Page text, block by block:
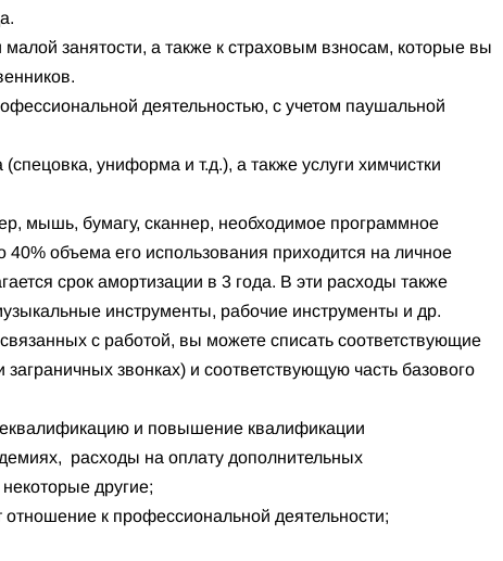
занятости, а также к страховым взносам, которые вы
деятельностью, c учетом паушальной
униформа и т.д.), а также услуги химчистки
мышь, бумагу, сканнер, необходимое программное
объема его использования приходится на личное
срок амортизации в 3 года. В эти расходы также
инструменты, рабочие инструменты и др.
с работой, вы можете списать соответствующие
звонках) и соответствующую часть базового
и повышение квалификации
расходы на оплату дополнительных
другие;
к профессиональной деятельности;